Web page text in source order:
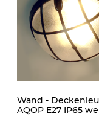
Wand -
AQOP E27 IP65